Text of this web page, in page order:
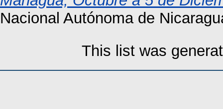
Nacional Autónoma de
This list was